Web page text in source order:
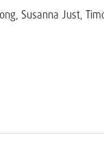
Susanna Just,